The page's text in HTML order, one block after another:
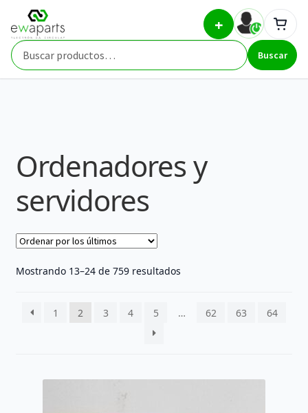
navegación
contenido
Buscar
por:
Buscar
+
Inicio Ordenadores y servidores
Página
2
Ordenadores y
servidores
Mostrando 13–24 de 759 resultadosOrdenado
últimos
1 2 3 4 5 … 62 63 64